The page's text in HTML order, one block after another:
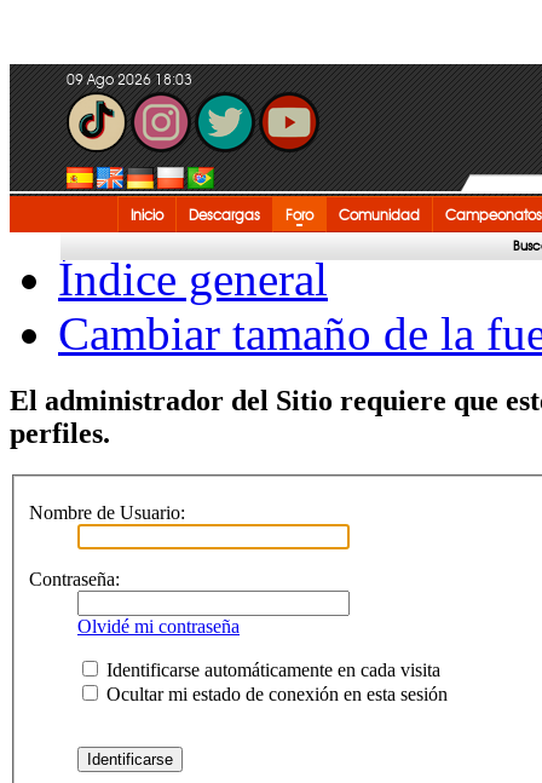
09 Ago 2026 18:03
Inicio Descargas Foro Comunidad Campeonatos
Índice general
Cambiar tamaño de la
El administrador del Sitio requiere que
perfiles.
Nombre de Usuario:
Contraseña:
Olvidé mi contraseña
Identificarse automáticamente en cada visita
Ocultar mi estado de conexión en esta sesión